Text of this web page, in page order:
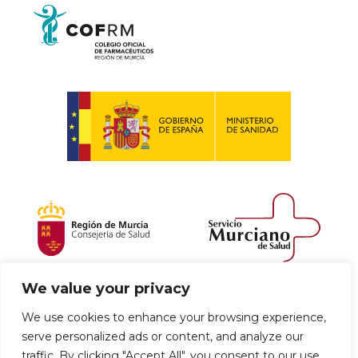
We value your privacy
We use cookies to enhance your browsing experience,
serve personalized ads or content, and analyze our
Política de envío y devoluciones
Política de privacidad Uso de cookies